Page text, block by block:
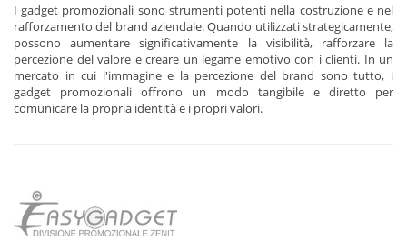
I gadget promozionali sono strumenti potenti nella costruzione e nel
rafforzamento del brand aziendale. Quando utilizzati strategicamente,
possono aumentare significativamente la visibilità, rafforzare la
percezione del valore e creare un legame emotivo con i clienti. In un
mercato in cui l'immagine e la percezione del brand sono tutto, i
gadget promozionali offrono un modo tangibile e diretto per
comunicare la propria identità e i propri valori.